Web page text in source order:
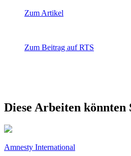
Zum Artikel
Zum Beitrag auf RTS
Diese Arbeiten könnten
Amnesty International